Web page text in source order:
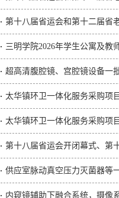
第十八届省运会和第十二届省
三明学院2026年学生公寓及教
超高清腹腔镜、宫腔镜设备一
太华镇环卫一体化服务采购项
太华镇环卫一体化服务采购项
第十八届省运会开闭幕式、第
供应室脉动真空压力灭菌器等
内窥镜辅助下融合系统，摄像